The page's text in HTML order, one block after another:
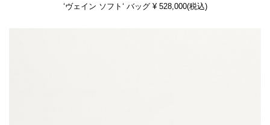
‘ヴェイン ソフト‘ バッグ ¥ 528,000(税込)